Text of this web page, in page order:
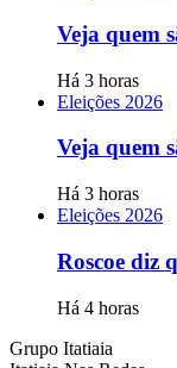
Veja quem
Há 3 horas
Eleições 2026
Veja quem
Há 3 horas
Eleições 2026
Roscoe diz
Há 4 horas
Grupo Itatiaia